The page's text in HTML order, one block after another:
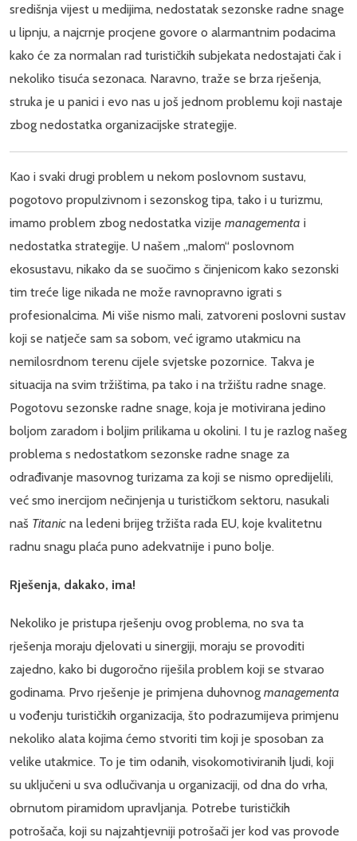
središnja vijest u medijima, nedostatak sezonske radne snage
u lipnju, a najcrnje procjene govore o alarmantnim podacima
kako će za normalan rad turističkih subjekata nedostajati čak i
nekoliko tisuća sezonaca. Naravno, traže se brza rješenja,
struka je u panici i evo nas u još jednom problemu koji nastaje
zbog nedostatka organizacijske strategije.
Kao i svaki drugi problem u nekom poslovnom sustavu,
pogotovo propulzivnom i sezonskog tipa, tako i u turizmu,
imamo problem zbog nedostatka vizije managementa i
nedostatka strategije. U našem „malom“ poslovnom
ekosustavu, nikako da se suočimo s činjenicom kako sezonski
tim treće lige nikada ne može ravnopravno igrati s
profesionalcima. Mi više nismo mali, zatvoreni poslovni sustav
koji se natječe sam sa sobom, već igramo utakmicu na
nemilosrdnom terenu cijele svjetske pozornice. Takva je
situacija na svim tržištima, pa tako i na tržištu radne snage.
Pogotovu sezonske radne snage, koja je motivirana jedino
boljom zaradom i boljim prilikama u okolini. I tu je razlog našeg
problema s nedostatkom sezonske radne snage za
odrađivanje masovnog turizama za koji se nismo opredijelili,
već smo inercijom nečinjenja u turističkom sektoru, nasukali
naš Titanic na ledeni brijeg tržišta rada EU, koje kvalitetnu
radnu snagu plaća puno adekvatnije i puno bolje.
Rješenja, dakako, ima!
Nekoliko je pristupa rješenju ovog problema, no sva ta
rješenja moraju djelovati u sinergiji, moraju se provoditi
zajedno, kako bi dugoročno riješila problem koji se stvarao
godinama. Prvo rješenje je primjena duhovnog managementa
u vođenju turističkih organizacija, što podrazumijeva primjenu
nekoliko alata kojima ćemo stvoriti tim koji je sposoban za
velike utakmice. To je tim odanih, visokomotiviranih ljudi, koji
su uključeni u sva odlučivanja u organizaciji, od dna do vrha,
obrnutom piramidom upravljanja. Potrebe turističkih
potrošača, koji su najzahtjevniji potrošači jer kod vas provode